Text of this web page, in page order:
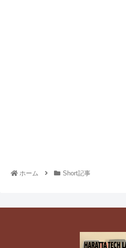
ホーム Short記事